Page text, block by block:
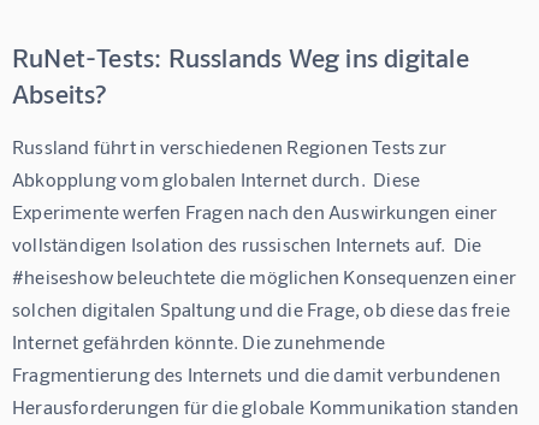
RuNet-Tests: Russlands Weg ins digitale
Abseits?
Russland führt in verschiedenen Regionen Tests zur
Abkopplung vom globalen Internet durch.  Diese
Experimente werfen Fragen nach den Auswirkungen einer
vollständigen Isolation des russischen Internets auf.  Die
#heiseshow beleuchtete die möglichen Konsequenzen einer
solchen digitalen Spaltung und die Frage, ob diese das freie
Internet gefährden könnte. Die zunehmende
Fragmentierung des Internets und die damit verbundenen
Herausforderungen für die globale Kommunikation standen